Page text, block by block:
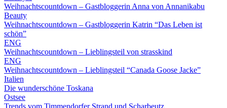
Weihnachtscountdown – Gastbloggerin Anna von Annanikabu
Beauty
Weihnachtscountdown – Gastbloggerin Katrin “Das Leben ist
schön”
ENG
Weihnachtscountdown – Lieblingsteil von strasskind
ENG
Weihnachtscountdown – Lieblingsteil “Canada Goose Jacke”
Italien
Die wunderschöne Toskana
Ostsee
Trends vom Timmendorfer Strand und Scharbeutz